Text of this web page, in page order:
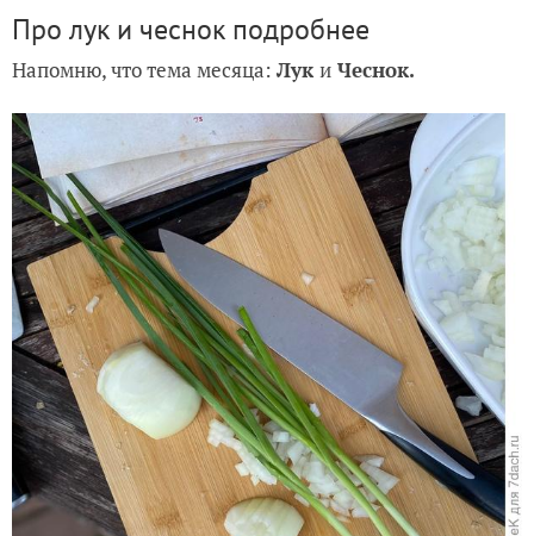
Про лук и чеснок подробнее
Напомню, что тема месяца: Лук и Чеснок.